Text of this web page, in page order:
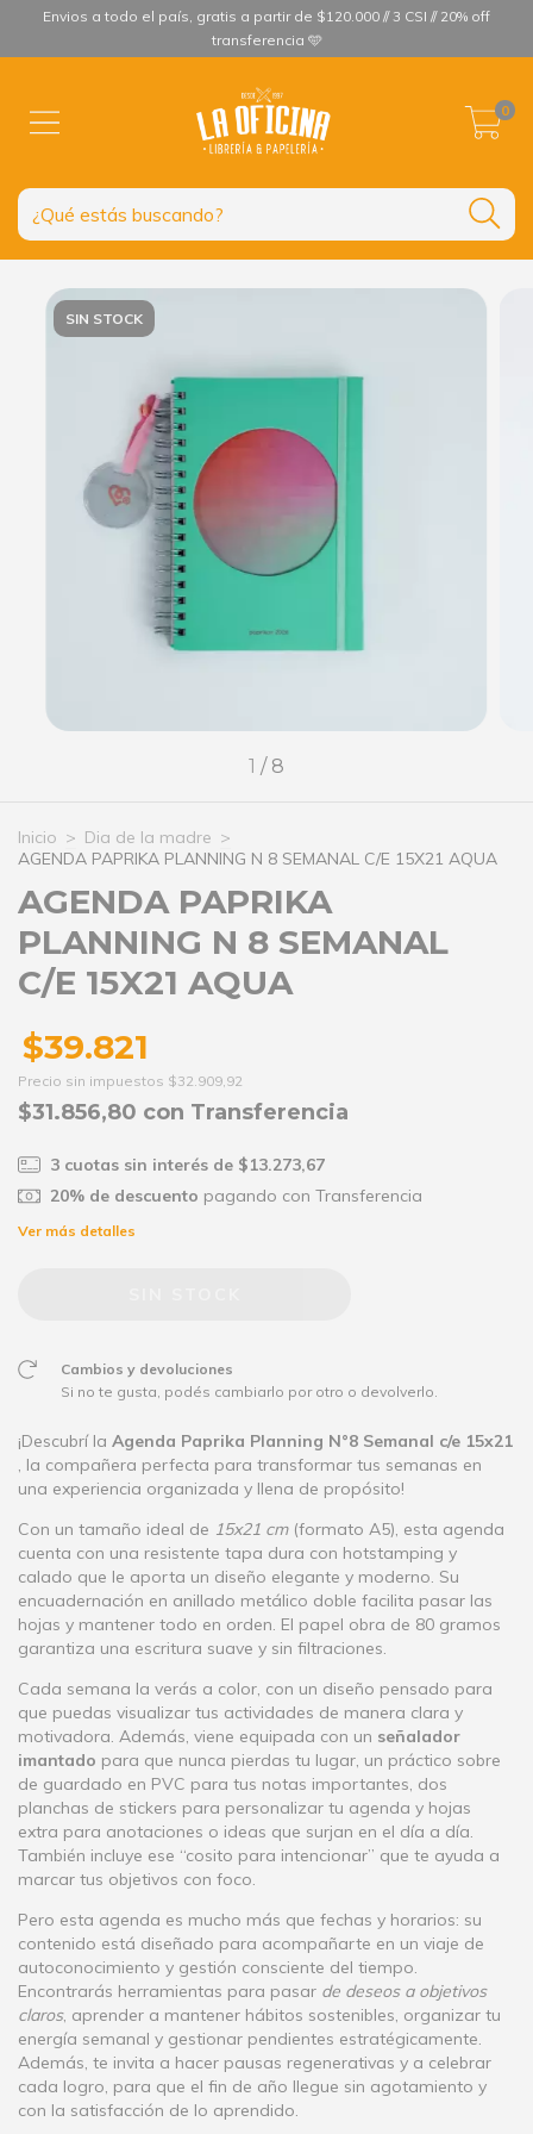
Envios a todo el país, gratis a partir de $120.000 // 3 CSI // 20% off
transferencia 🩵
0
SIN STOCK
1 / 8
Inicio > Dia de la madre >
AGENDA PAPRIKA PLANNING N 8 SEMANAL C/E 15X21 AQUA
AGENDA PAPRIKA
PLANNING N 8 SEMANAL
C/E 15X21 AQUA
$39.821
Precio sin impuestos $32.909,92
$31.856,80 con Transferencia
3 cuotas sin interés de $13.273,67
20% de descuento pagando con Transferencia
Ver más detalles
Cambios y devoluciones
Si no te gusta, podés cambiarlo por otro o devolverlo.
¡Descubrí la Agenda Paprika Planning N°8 Semanal c/e 15x21
, la compañera perfecta para transformar tus semanas en
una experiencia organizada y llena de propósito!
Con un tamaño ideal de 15x21 cm(formato A5), esta agenda
cuenta con una resistente tapa dura con hotstamping y
calado que le aporta un diseño elegante y moderno. Su
encuadernación en anillado metálico doble facilita pasar las
hojas y mantener todo en orden. El papel obra de 80 gramos
garantiza una escritura suave y sin filtraciones.
Cada semana la verás a color, con un diseño pensado para
que puedas visualizar tus actividades de manera clara y
motivadora. Además, viene equipada con un señalador
imantado para que nunca pierdas tu lugar, un práctico sobre
de guardado en PVC para tus notas importantes, dos
planchas de stickers para personalizar tu agenda y hojas
extra para anotaciones o ideas que surjan en el día a día.
También incluye ese “cosito para intencionar” que te ayuda a
marcar tus objetivos con foco.
Pero esta agenda es mucho más que fechas y horarios: su
contenido está diseñado para acompañarte en un viaje de
autoconocimiento y gestión consciente del tiempo.
Encontrarás herramientas para pasar de deseos a objetivos
claros, aprender a mantener hábitos sostenibles, organizar tu
energía semanal y gestionar pendientes estratégicamente.
Además, te invita a hacer pausas regenerativas y a celebrar
cada logro, para que el fin de año llegue sin agotamiento y
con la satisfacción de lo aprendido.